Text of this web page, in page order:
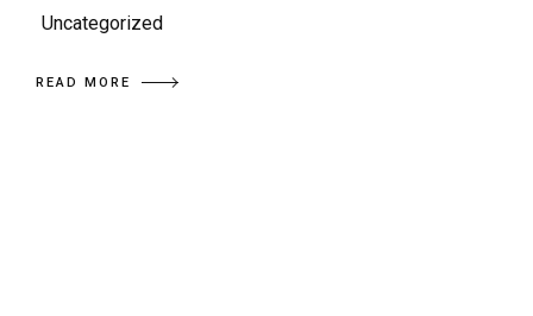
Uncategorized
READ MORE